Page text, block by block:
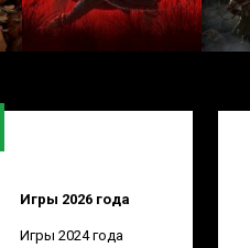
Игры 2026 года
Игры 2024 года